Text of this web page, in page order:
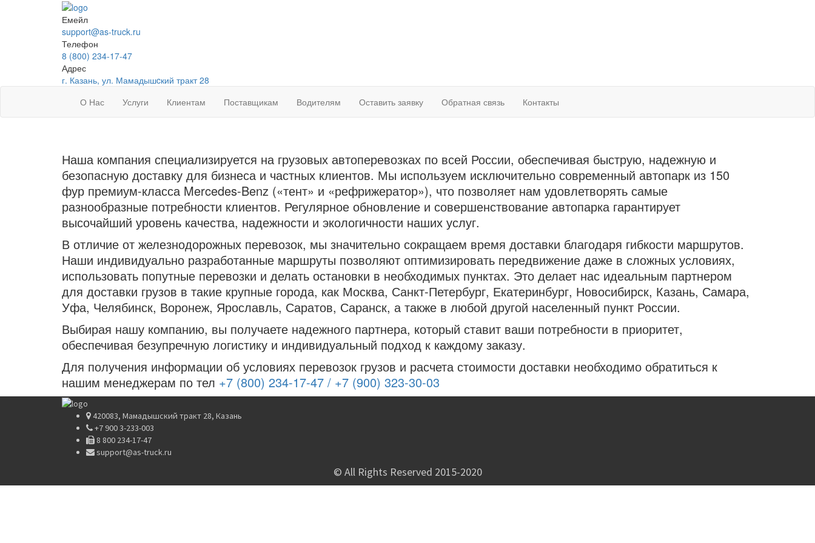
Емейл
support@as-truck.ru
Телефон
8 (800) 234-17-47
Адрес
г. Казань, ул. Мамадышcкий тракт 28
О Нас
Услуги Клиентам Поставщикам Водителям Оставить заявку Обратная связь Контакты
Наша компания специализируется на грузовых автоперевозках по всей России, обеспечивая быструю, надежную и
безопасную доставку для бизнеса и частных клиентов. Мы используем исключительно современный автопарк из 150
фур премиум-класса Mercedes-Benz («тент» и «рефрижератор»), что позволяет нам удовлетворять самые
разнообразные потребности клиентов. Регулярное обновление и совершенствование автопарка гарантирует
высочайший уровень качества, надежности и экологичности наших услуг.
В отличие от железнодорожных перевозок, мы значительно сокращаем время доставки благодаря гибкости маршрутов.
Наши индивидуально разработанные маршруты позволяют оптимизировать передвижение даже в сложных условиях,
использовать попутные перевозки и делать остановки в необходимых пунктах. Это делает нас идеальным партнером
для доставки грузов в такие крупные города, как Москва, Санкт-Петербург, Екатеринбург, Новосибирск, Казань, Самара,
Уфа, Челябинск, Воронеж, Ярославль, Саратов, Саранск, а также в любой другой населенный пункт России.
Выбирая нашу компанию, вы получаете надежного партнера, который ставит ваши потребности в приоритет,
обеспечивая безупречную логистику и индивидуальный подход к каждому заказу.
Для получения информации об условиях перевозок грузов и расчета стоимости доставки необходимо обратиться к
нашим менеджерам по тел +7 (800) 234-17-47 / +7 (900) 323-30-03
420083, Мамадышский тракт 28, Казань
+7 900 3-233-003
8 800 234-17-47
support@as-truck.ru
© All Rights Reserved 2015-2020